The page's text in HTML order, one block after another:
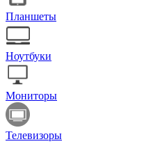
Планшеты
Ноутбуки
Мониторы
Телевизоры